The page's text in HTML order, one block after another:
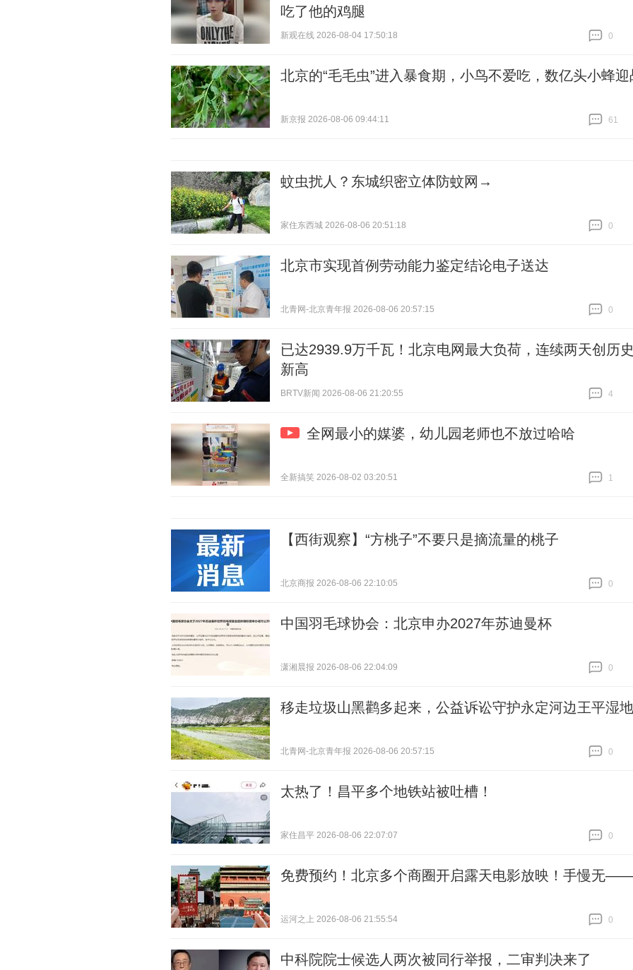
吃了他的鸡腿
新观在线 2026-08-04 17:50:18
0
北京的“毛毛虫”进入暴食期，小鸟不爱吃，数亿头小蜂迎
新京报 2026-08-06 09:44:11
61
蚊虫扰人？东城织密立体防蚊网→
家住东西城 2026-08-06 20:51:18
0
北京市实现首例劳动能力鉴定结论电子送达
北青网-北京青年报 2026-08-06 20:57:15
0
已达2939.9万千瓦！北京电网最大负荷，连续两天创历
新高
BRTV新闻 2026-08-06 21:20:55
4
全网最小的媒婆，幼儿园老师也不放过哈哈
全新搞笑 2026-08-02 03:20:51
1
【西街观察】“方桃子”不要只是摘流量的桃子
北京商报 2026-08-06 22:10:05
0
中国羽毛球协会：北京申办2027年苏迪曼杯
潇湘晨报 2026-08-06 22:04:09
0
移走垃圾山黑鹳多起来，公益诉讼守护永定河边王平湿地
北青网-北京青年报 2026-08-06 20:57:15
0
太热了！昌平多个地铁站被吐槽！
家住昌平 2026-08-06 22:07:07
0
免费预约！北京多个商圈开启露天电影放映！手慢无——
运河之上 2026-08-06 21:55:54
0
中科院院士候选人两次被同行举报，二审判决来了